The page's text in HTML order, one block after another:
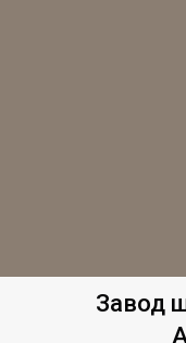
Завод